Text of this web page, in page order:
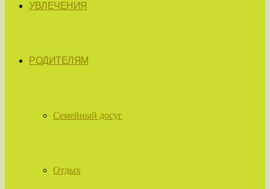
УВЛЕЧЕНИЯ
РОДИТЕЛЯМ
Семейный досуг
Отдых